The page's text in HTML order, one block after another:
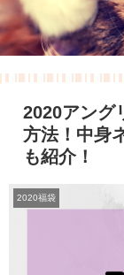
2020アング
方法！中身
も紹介！
2020福袋